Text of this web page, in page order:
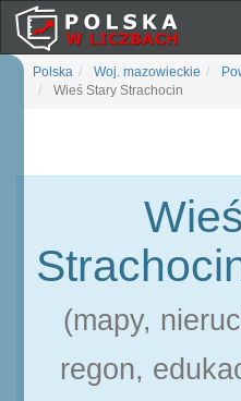
Polska Woj. mazowieckie
Wieś Stary Strachocin
(mapy,
regon,